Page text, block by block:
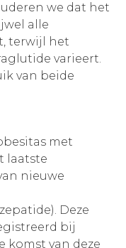
we dat het
alle
terwijl het
varieert.
van beide
met
laatste
nieuwe
Deze
bij
komst van deze